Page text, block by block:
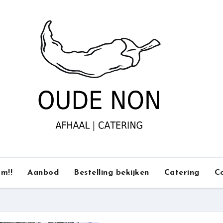
Aanbod Bestelling bekijken Catering